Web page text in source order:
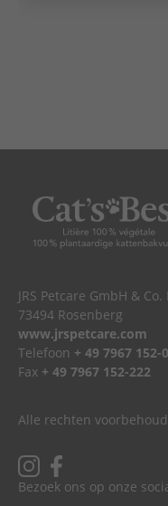
JRS Petcare GmbH & Co.
73494 Rosenberg
www.jrspetcare.com
Telefoon + 49 7967 152-0
Fax + 49 7967 152-222
Alle rechten
Bezoek ons op onze